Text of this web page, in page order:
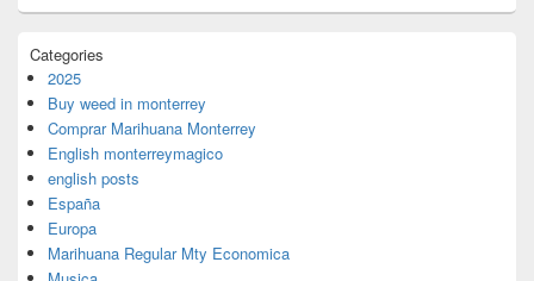
Categories
2025
Buy weed in monterrey
Comprar Marihuana Monterrey
English monterreymagico
english posts
España
Europa
Marihuana Regular Mty Economica